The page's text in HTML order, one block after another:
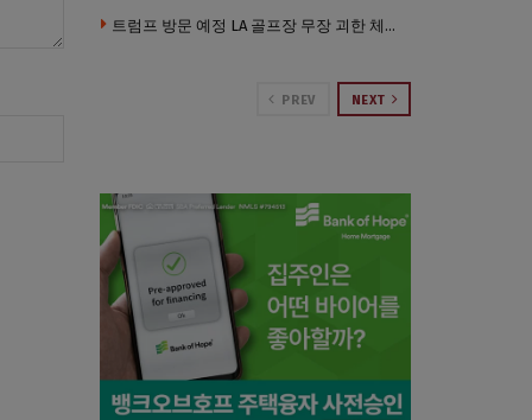
트럼프 방문 예정 LA 골프장 무장 괴한 체포 …권총·AR 소총 소지
PREV NEXT